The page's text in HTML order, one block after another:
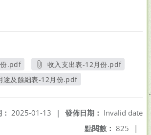
.pdf
視窗
收入支出表-12月份.pdf
另開新視窗
途及餘絀表-12月份.pdf
發佈日期： Invalid date
2025-01-13
|
點閱數： 825 |